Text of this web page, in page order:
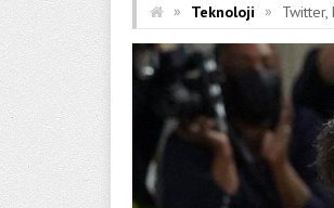
» Teknoloji » Twitter,